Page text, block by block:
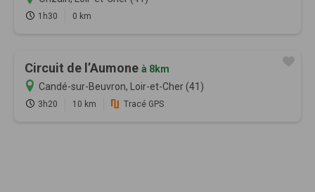
1h30 0 km
Circuit de l’Aumone à 8km
Candé-sur-Beuvron, Loir-et-Cher (41)
3h20 10 km Tracé GPS